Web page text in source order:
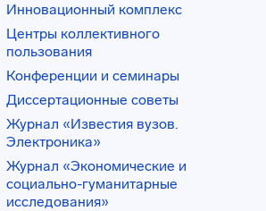
Инновационный комплекс
Центры коллективного
пользования
Конференции и семинары
Диссертационные советы
Журнал «Известия вузов.
Электроника»
Журнал «Экономические и
социально-гуманитарные
исследования»